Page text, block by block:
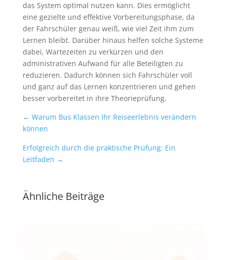
das System optimal nutzen kann. Dies ermöglicht
eine gezielte und effektive Vorbereitungsphase, da
der Fahrschüler genau weiß, wie viel Zeit ihm zum
Lernen bleibt. Darüber hinaus helfen solche Systeme
dabei, Wartezeiten zu verkürzen und den
administrativen Aufwand für alle Beteiligten zu
reduzieren. Dadurch können sich Fahrschüler voll
und ganz auf das Lernen konzentrieren und gehen
besser vorbereitet in ihre Theorieprüfung.
← Warum Bus Klassen Ihr Reiseerlebnis verändern
können
Erfolgreich durch die praktische Prüfung: Ein
Leitfaden →
Ähnliche Beiträge